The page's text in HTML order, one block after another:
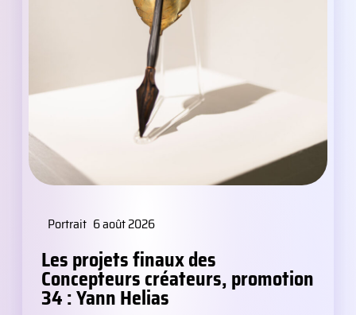
Portrait 6 août 2026
Les projets finaux des
Concepteurs créateurs, promotion
34 : Yann Helias